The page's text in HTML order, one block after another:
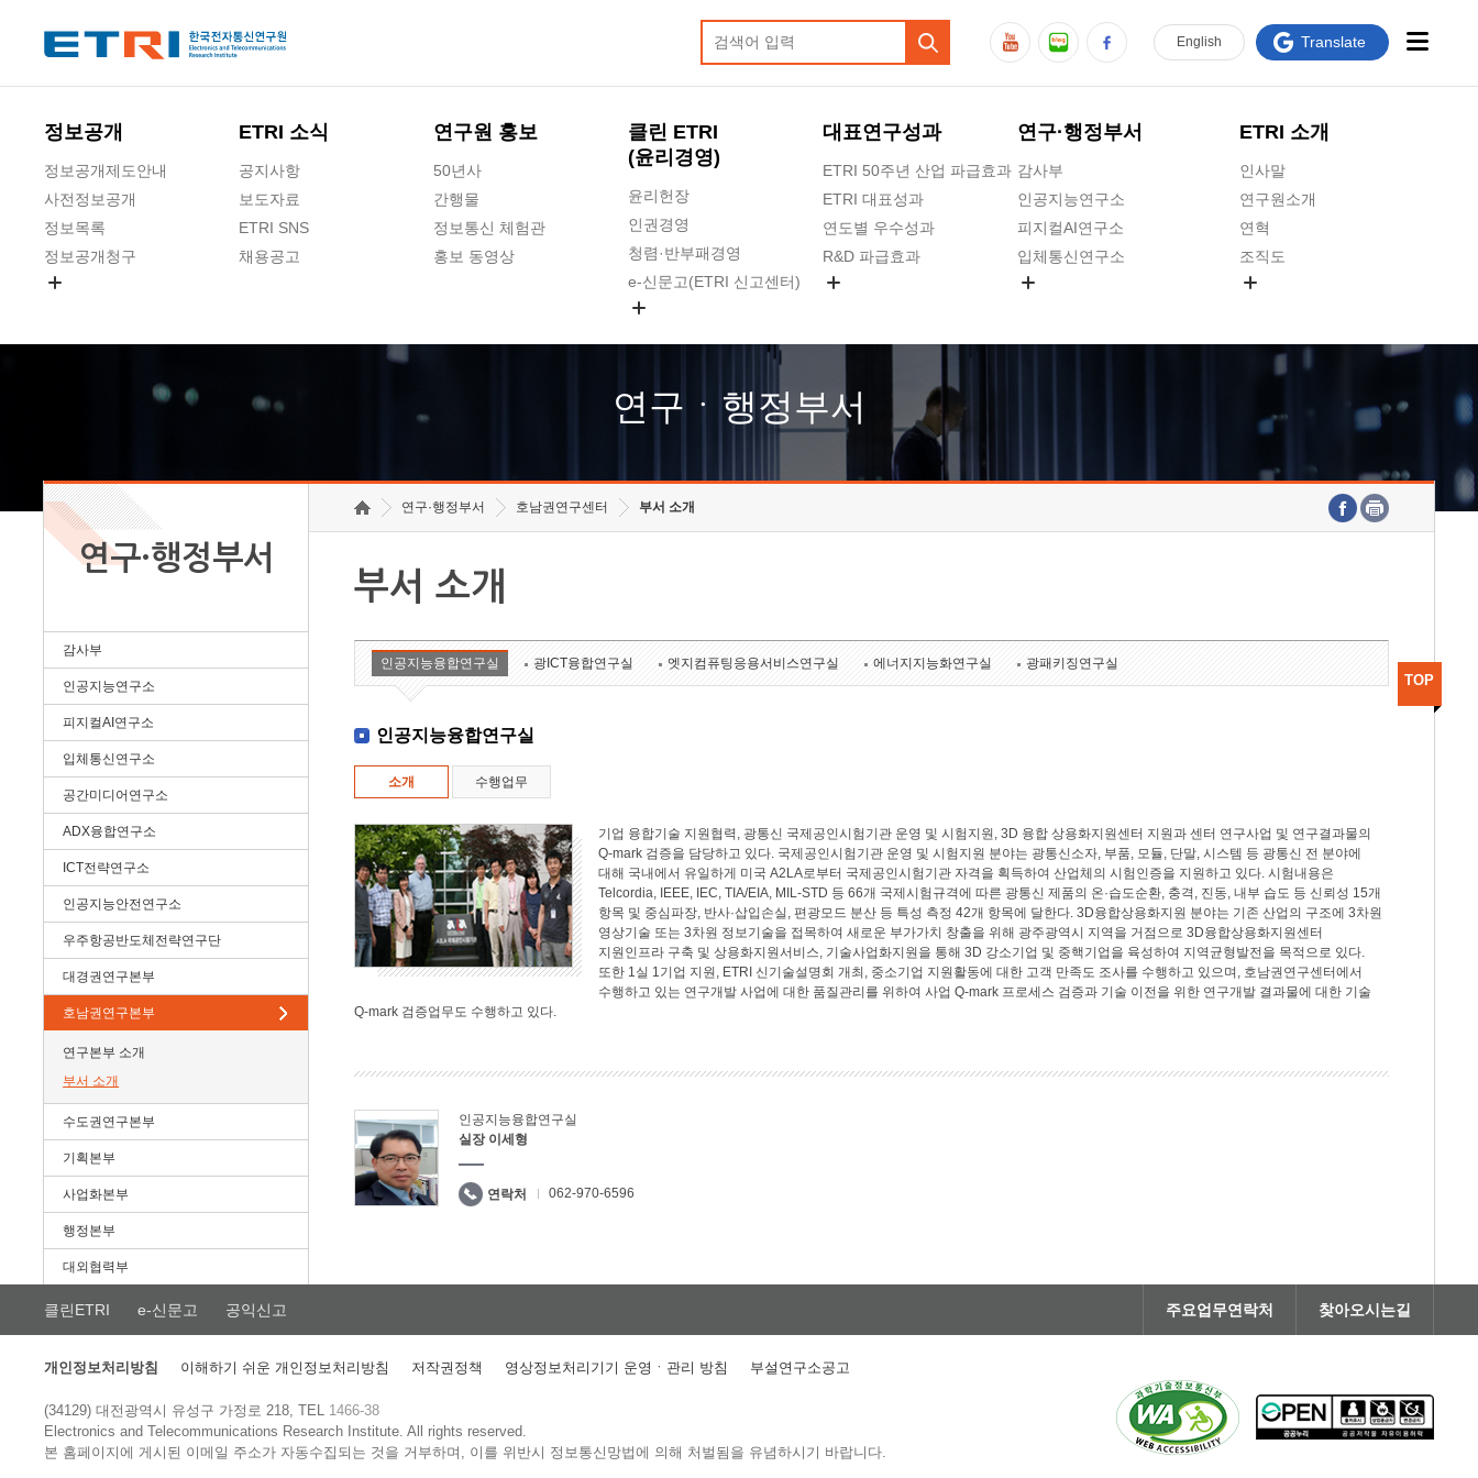
정보공개
정보공개제도안내
사전정보공개
정보목록
정보공개청구
ETRI 소식
공지사항
보도자료
ETRI SNS
채용공고
연구원 홍보
50년사
간행물
정보통신 체험관
홍보 동영상
클린 ETRI
(윤리경영)
윤리헌장
인권경영
청렴·반부패경영
e-신문고(ETRI 신고센터)
고객의소리
수의계약 현황
대표연구성과
ETRI 50주년 산업 파급효과
ETRI 대표성과
연도별 우수성과
R&D 파급효과
연구·행정부서
감사부
인공지능연구소
피지컬AI연구소
입체통신연구소
호남권연구본부
기획본부
ETRI 소개
인사말
연구원소개
연혁
조직도
연구원 고객헌장
주요업무연락처
English Translate
연구ㆍ행정부서
연구·행정부서
감사부
인공지능연구소
피지컬AI연구소
입체통신연구소
공간미디어연구소
ADX융합연구소
ICT전략연구소
인공지능안전연구소
우주항공반도체전략연구단
대경권연구본부
호남권연구본부
연구본부 소개
부서 소개
수도권연구본부
기획본부
사업화본부
행정본부
대외협력부
연구·행정부서 호남권연구센터 부서 소개
부서 소개
인공지능융합연구실 광ICT융합연구실 엣지컴퓨팅응용서비스연구실 에너지지능화연구실 광패키징연구실
인공지능융합연구실
소개 수행업무
기업 융합기술 지원협력, 광통신 국제공인시험기관 운영 및 시험지원, 3D 융합 상용화지원센터 지원과 센터 연구사업 및 연구결과물의
Q-mark 검증을 담당하고 있다. 국제공인시험기관 운영 및 시험지원 분야는 광통신소자, 부품, 모듈, 단말, 시스템 등 광통신 전 분야에
대해 국내에서 유일하게 미국 A2LA로부터 국제공인시험기관 자격을 획득하여 산업체의 시험인증을 지원하고 있다. 시험내용은
Telcordia, IEEE, IEC, TIA/EIA, MIL-STD 등 66개 국제시험규격에 따른 광통신 제품의 온·습도순환, 충격, 진동, 내부 습도 등 신뢰성 15개
항목 및 중심파장, 반사·삽입손실, 편광모드 분산 등 특성 측정 42개 항목에 달한다. 3D융합상용화지원 분야는 기존 산업의 구조에 3차원
영상기술 또는 3차원 정보기술을 접목하여 새로운 부가가치 창출을 위해 광주광역시 지역을 거점으로 3D융합상용화지원센터
지원인프라 구축 및 상용화지원서비스, 기술사업화지원을 통해 3D 강소기업 및 중핵기업을 육성하여 지역균형발전을 목적으로 있다.
또한 1실 1기업 지원, ETRI 신기술설명회 개최, 중소기업 지원활동에 대한 고객 만족도 조사를 수행하고 있으며, 호남권연구센터에서
수행하고 있는 연구개발 사업에 대한 품질관리를 위하여 사업 Q-mark 프로세스 검증과 기술 이전을 위한 연구개발 결과물에 대한 기술
Q-mark 검증업무도 수행하고 있다.
인공지능융합연구실
실장 이세형
연락처 062-970-6596
TOP
클린ETRI e-신문고 공익신고 주요업무연락처 찾아오시는길
개인정보처리방침 이해하기 쉬운 개인정보처리방침 저작권정책 영상정보처리기기 운영ㆍ관리 방침 부설연구소공고
(34129) 대전광역시 유성구 가정로 218, TEL 1466-38
Electronics and Telecommunications Research Institute.All rights reserved.
본 홈페이지에 게시된 이메일 주소가 자동수집되는 것을 거부하며, 이를 위반시 정보통신망법에 의해 처벌됨을 유념하시기 바랍니다.